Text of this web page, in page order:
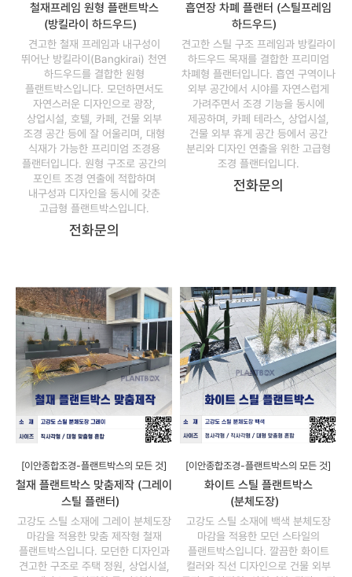
철재프레임 원형 플랜트박스
(방킬라이 하드우드)
견고한 철재 프레임과 내구성이
뛰어난 방킬라이(Bangkirai) 천연
하드우드를 결합한 원형
플랜트박스입니다. 모던하면서도
자연스러운 디자인으로 광장,
상업시설, 호텔, 카페, 건물 외부
조경 공간 등에 잘 어울리며, 대형
식재가 가능한 프리미엄 조경용
플랜터입니다. 원형 구조로 공간의
포인트 조경 연출에 적합하며
내구성과 디자인을 동시에 갖춘
고급형 플랜트박스입니다.
전화문의
흡연장 차폐 플랜터 (스틸프레임
하드우드)
견고한 스틸 구조 프레임과 방킬라이
하드우드 목재를 결합한 프리미엄
차폐형 플랜터입니다. 흡연 구역이나
외부 공간에서 시야를 자연스럽게
가려주면서 조경 기능을 동시에
제공하며, 카페 테라스, 상업시설,
건물 외부 휴게 공간 등에서 공간
분리와 디자인 연출을 위한 고급형
조경 플랜터입니다.
전화문의
[이안종합조경-플랜트박스의 모든 것]
철재 플랜트박스 맞춤제작 (그레이
스틸 플랜터)
고강도 스틸 소재에 그레이 분체도장
마감을 적용한 맞춤 제작형 철재
플랜트박스입니다. 모던한 디자인과
견고한 구조로 주택 정원, 상업시설,
[이안종합조경-플랜트박스의 모든 것]
화이트 스틸 플랜트박스
(분체도장)
고강도 스틸 소재에 백색 분체도장
마감을 적용한 모던 스타일의
플랜트박스입니다. 깔끔한 화이트
컬러와 직선 디자인으로 건물 외부